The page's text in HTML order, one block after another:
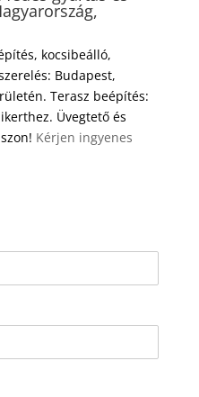
kocsibeálló,
Budapest,
Terasz beépítés:
Üvegtető és
Kérjen ingyenes